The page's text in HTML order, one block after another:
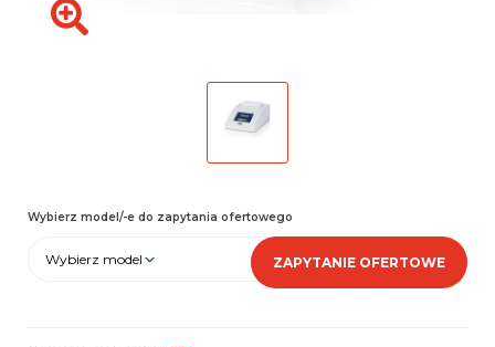
Wybierz model/-e do zapytania ofertowego
Wybierz model ZAPYTANIE OFERTOWE